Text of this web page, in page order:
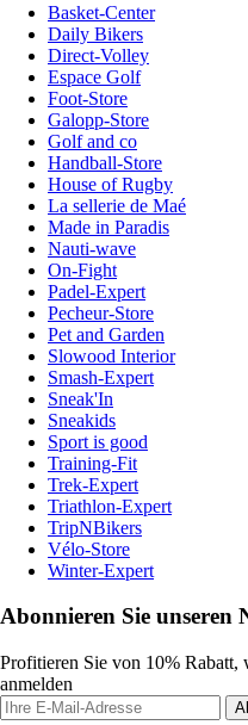
Basket-Center
Daily Bikers
Direct-Volley
Espace Golf
Foot-Store
Galopp-Store
Golf and co
Handball-Store
House of Rugby
La sellerie de Maé
Made in Paradis
Nauti-wave
On-Fight
Padel-Expert
Pecheur-Store
Pet and Garden
Slowood Interior
Smash-Expert
Sneak'In
Sneakids
Sport is good
Training-Fit
Trek-Expert
Triathlon-Expert
TripNBikers
Vélo-Store
Winter-Expert
Abonnieren Sie unseren
Profitieren Sie von 10% Rabatt,
anmelden